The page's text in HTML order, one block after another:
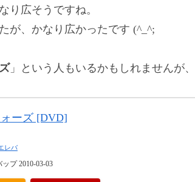
り広そうですね。
が、かなり広かったです (^_^;
」という人もいるかもしれませんが、
ーズ [DVD]
レバ
プ 2010-03-03